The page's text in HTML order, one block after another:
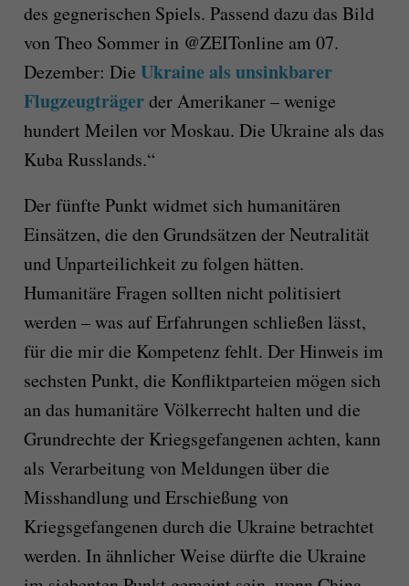
des gegnerischen Spiels. Passend dazu das Bild
von Theo Sommer in @ZEITonline am 07.
Dezember: Die Ukraine als unsinkbarer
Flugzeugträgerder Amerikaner – wenige
hundert Meilen vor Moskau. Die Ukraine als das
Kuba Russlands.“
Der fünfte Punkt widmet sich humanitären
Einsätzen, die den Grundsätzen der Neutralität
und Unparteilichkeit zu folgen hätten.
Humanitäre Fragen sollten nicht politisiert
werden – was auf Erfahrungen schließen lässt,
für die mir die Kompetenz fehlt. Der Hinweis im
sechsten Punkt, die Konfliktparteien mögen sich
an das humanitäre Völkerrecht halten und die
Grundrechte der Kriegsgefangenen achten, kann
als Verarbeitung von Meldungen über die
Misshandlung und Erschießung von
Kriegsgefangenen durch die Ukraine betrachtet
werden. In ähnlicher Weise dürfte die Ukraine